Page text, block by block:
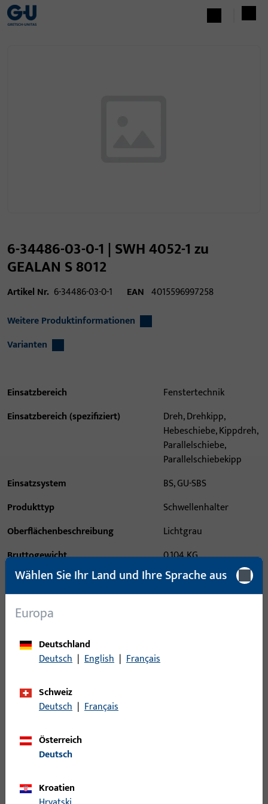
6-34486-03-0-1 | SWH 4052-1 zu
GEALAN S 8012
Artikel Nr. 6-34486-03-0-1 EAN 4015596997258
Weitere Produktinformationen
Varianten
Einsatzbereich
Fenstertechnik
Einsatzbereich (spezifiziert)
Dreh, Drehkipp,
Hebeschiebe, Kippdreh,
Parallelschiebe,
Parallelschiebekipp
Einsatzsystem
BS, GU-SBS
Produkttyp
Schwellenhalter
Oberflächenbeschreibung
Lichtgrau
Bruttogewicht
0,104 KG
Verpackungseinheit
10 PAA
Anmeldung
Preisinformation zu erhalten oder Artikel zu bestellen
Produktbeschreibung
Wählen Sie Ihr Land und Ihre Sprache aus
Europa
Deutschland
Deutsch | English | Français
Schweiz
Deutsch | Français
Österreich
Deutsch
Kroatien